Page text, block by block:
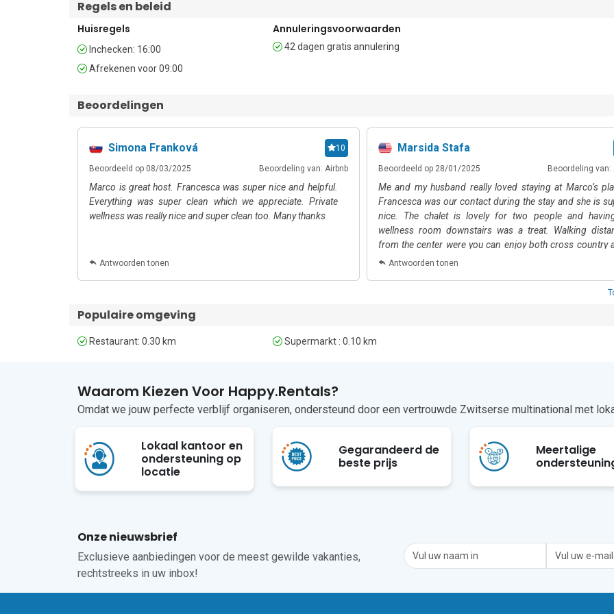
De luchthaven Linate in Milaan ligt op 3 uur en 40 minuten rijden, terwijl de luchthaven Malpensa in Milaan op 4 uur rijden
appartement ligt.
Regels en beleid
Huisregels
Inchecken: 16:00
Afrekenen voor 09:00
Annuleringsvoorwaarden
42 dagen gratis annulering
Beoordelingen
Simona Franková 10
Beoordeeld op 08/03/2025 Beoordeling van: Airbnb
Marco is great host. Francesca was super nice and helpful.
Everything was super clean which we appreciate. Private
wellness was really nice and super clean too. Many thanks
Antwoorden tonen
Marsida Stafa
Beoordeeld op 28/01/2025 Beoordeling van:
Me and my husband really loved staying at Marco’s
Francesca was our contact during the stay and she is
nice. The chalet is lovely for two people and
wellness room downstairs was a treat. Walking
from the center were you can enjoy both cross country
downhill skiing and amazing food. Something I really
nice. We will definitely come back and also
Antwoorden tonen
Populaire omgeving
Restaurant: 0.30 km Supermarkt : 0.10 km
Waarom Kiezen Voor Happy.Rentals?
Omdat we jouw perfecte verblijf organiseren, ondersteund door een vertrouwde Zwitserse multinational met
Lokaal kantoor en
ondersteuning op
locatie
Gegarandeerd de
beste prijs
Meertalige
Onze nieuwsbrief
Exclusieve aanbiedingen voor de meest gewilde vakanties,
rechtstreeks in uw inbox!